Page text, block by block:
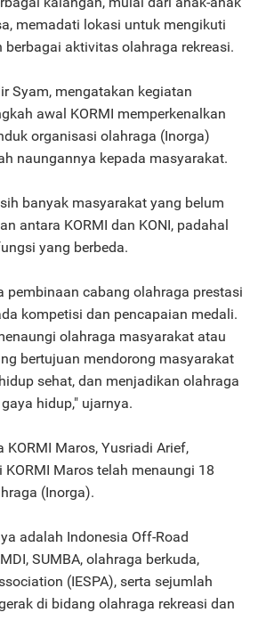
memadati lokasi untuk mengikuti
berbagai aktivitas olahraga rekreasi.
Syam, mengatakan kegiatan
awal KORMI memperkenalkan
organisasi olahraga (Inorga)
naungannya kepada masyarakat.
banyak masyarakat yang belum
antara KORMI dan KONI, padahal
yang berbeda.
pembinaan cabang olahraga prestasi
kompetisi dan pencapaian medali.
olahraga masyarakat atau
bertujuan mendorong masyarakat
sehat, dan menjadikan olahraga
hidup," ujarnya.
KORMI Maros, Yusriadi Arief,
Maros telah menaungi 18
(Inorga).
adalah Indonesia Off-Road
SUMBA, olahraga berkuda,
(IESPA), serta sejumlah
di bidang olahraga rekreasi dan